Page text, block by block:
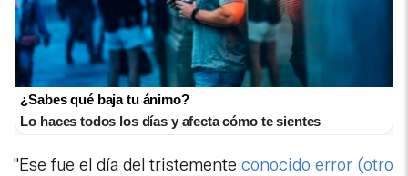
¿Sabes qué baja tu ánimo?
Lo haces todos los días y afecta cómo te sientes
"Ese fue el día del tristemente conocido error (otro